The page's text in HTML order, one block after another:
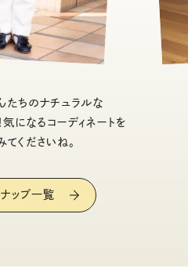
たちのナチュラルな
になるコーディネートを
くださいね。
ップ一覧